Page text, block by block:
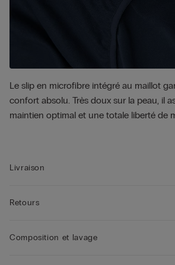
Le slip en microfibre intégré au maillot
confort absolu. Très doux sur la peau, il
maintien optimal et une totale liberté de
Livraison
Retours
Composition et lavage